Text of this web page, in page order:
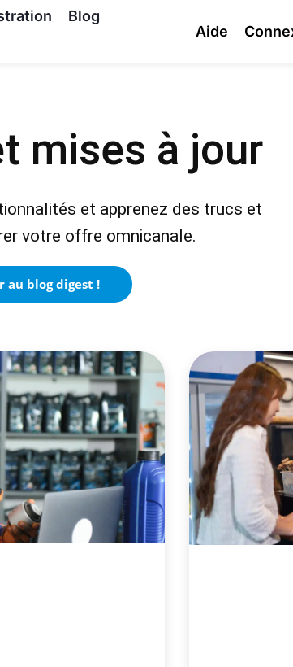
Blog
Aide
mises à jour
et apprenez des trucs et
votre offre omnicanale.
au blog digest !
P
a
g
P
a
g
P
a
g
P
a
g